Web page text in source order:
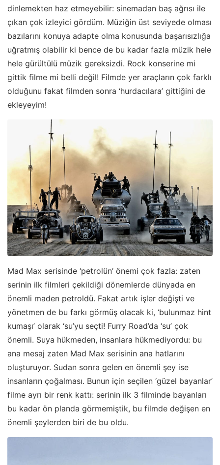
dinlemekten haz etmeyebilir: sinemadan baş ağrısı ile
çıkan çok izleyici gördüm. Müziğin üst seviyede olması
bazılarını konuya adapte olma konusunda başarısızlığa
uğratmış olabilir ki bence de bu kadar fazla müzik hele
hele gürültülü müzik gereksizdi. Rock konserine mi
gittik filme mi belli değil! Filmde yer araçların çok farklı
olduğunu fakat filmden sonra ‘hurdacılara’ gittiğini de
ekleyeyim!
Mad Max serisinde ‘petrolün’ önemi çok fazla: zaten
serinin ilk filmleri çekildiği dönemlerde dünyada en
önemli maden petroldü. Fakat artık işler değişti ve
yönetmen de bu farkı görmüş olacak ki, ‘bulunmaz hint
kumaşı’ olarak ‘su’yu seçti! Furry Road’da ‘su’ çok
önemli. Suya hükmeden, insanlara hükmediyordu: bu
ana mesaj zaten Mad Max serisinin ana hatlarını
oluşturuyor. Sudan sonra gelen en önemli şey ise
insanların çoğalması. Bunun için seçilen ‘güzel bayanlar’
filme ayrı bir renk kattı: serinin ilk 3 filminde bayanları
bu kadar ön planda görmemiştik, bu filmde değişen en
önemli şeylerden biri de bu oldu.